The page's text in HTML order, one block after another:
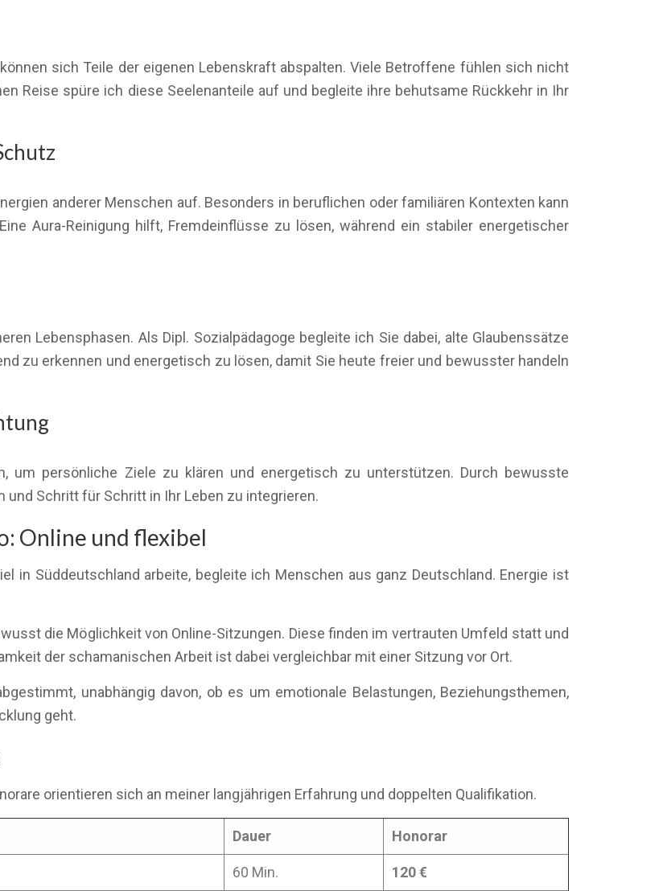
sich Teile der eigenen Lebenskraft abspalten. Viele Betroffene fühlen sich nicht
Reise spüre ich diese Seelenanteile auf und begleite ihre behutsame Rückkehr in Ihr
anderer Menschen auf. Besonders in beruflichen oder familiären Kontexten kann
Aura-Reinigung hilft, Fremdeinflüsse zu lösen, während ein stabiler energetischer
Lebensphasen. Als Dipl. Sozialpädagoge begleite ich Sie dabei, alte Glaubenssätze
zu erkennen und energetisch zu lösen, damit Sie heute freier und bewusster handeln
um persönliche Ziele zu klären und energetisch zu unterstützen. Durch bewusste
Schritt für Schritt in Ihr Leben zu integrieren.
Online und flexibel
in Süddeutschland arbeite, begleite ich Menschen aus ganz Deutschland. Energie ist
die Möglichkeit von Online-Sitzungen. Diese finden im vertrauten Umfeld statt und
der schamanischen Arbeit ist dabei vergleichbar mit einer Sitzung vor Ort.
unabhängig davon, ob es um emotionale Belastungen, Beziehungsthemen,
geht.
orientieren sich an meiner langjährigen Erfahrung und doppelten Qualifikation.
Dauer Honorar
60 Min. 120 €